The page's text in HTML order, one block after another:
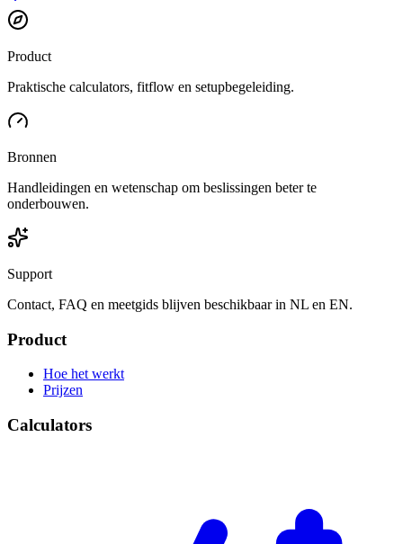
Product
Praktische calculators, fitflow en setupbegeleiding.
Bronnen
Handleidingen en wetenschap om beslissingen beter te
onderbouwen.
Support
Contact, FAQ en meetgids blijven beschikbaar in NL en EN.
Product
Hoe het werkt
Prijzen
Calculators